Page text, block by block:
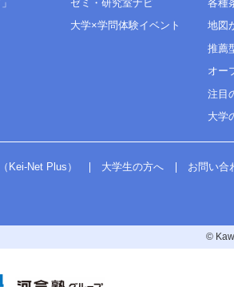
ゼミ・研究室ナビ
大学×学問体験イベント
各種
地図
推薦
オー
注目
大学
Kei-Net Plus） 大学生の方へ お問い合
©